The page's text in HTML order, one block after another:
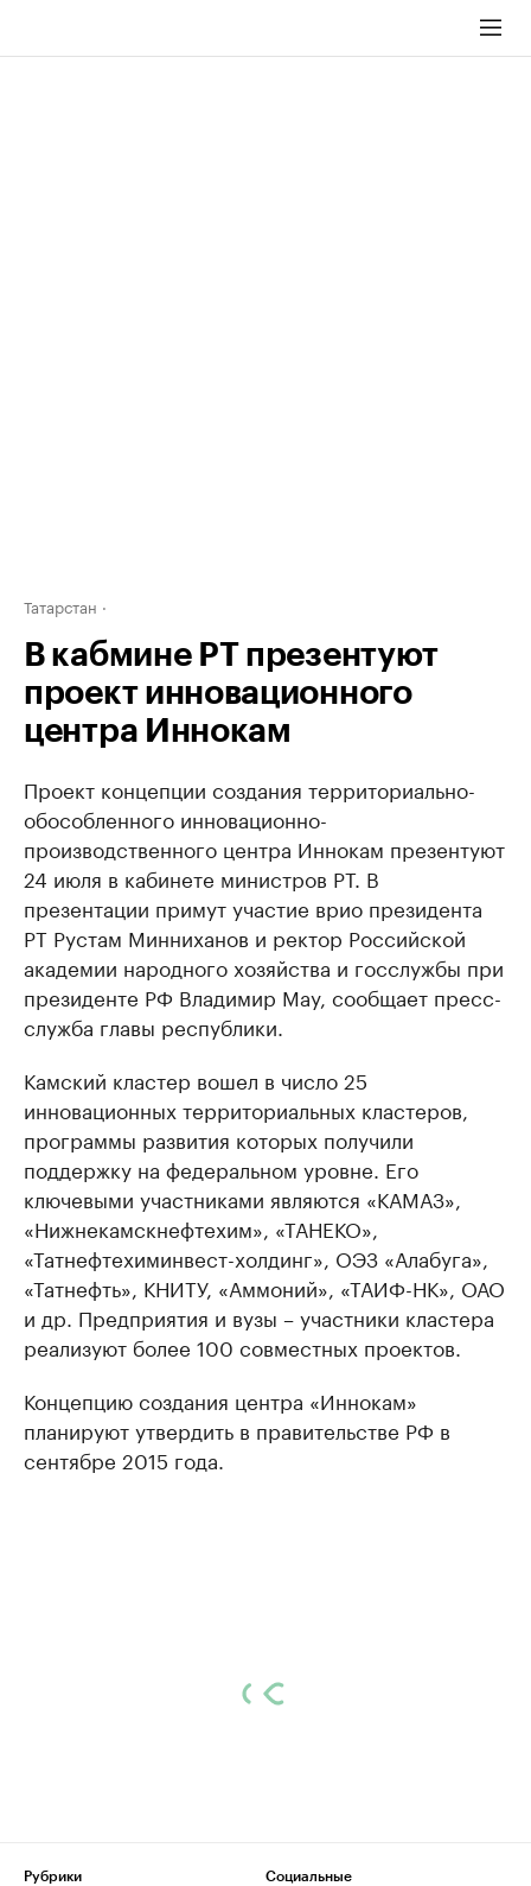
Татарстан
В кабмине РТ презентуют
проект инновационного
центра Иннокам
Проект концепции создания территориально-
обособленного инновационно-
производственного центра Иннокам презентуют
24 июля в кабинете министров РТ. В
презентации примут участие врио президента
РТ Рустам Минниханов и ректор Российской
академии народного хозяйства и госслужбы при
президенте РФ Владимир Мау, сообщает пресс-
служба главы республики.
Камский кластер вошел в число 25
инновационных территориальных кластеров,
программы развития которых получили
поддержку на федеральном уровне. Его
ключевыми участниками являются «КАМАЗ»,
«Нижнекамскнефтехим», «ТАНЕКО»,
«Татнефтехиминвест-холдинг», ОЭЗ «Алабуга»,
«Татнефть», КНИТУ, «Аммоний», «ТАИФ-НК», ОАО
и др. Предприятия и вузы – участники кластера
реализуют более 100 совместных проектов.
Концепцию создания центра «Иннокам»
планируют утвердить в правительстве РФ в
сентябре 2015 года.
Рубрики
Социальные